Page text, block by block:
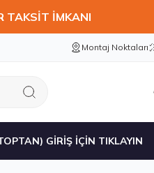
TAKSİT İMKANI
Montaj Noktaları
GİRİŞ İÇİN TIKLAYIN